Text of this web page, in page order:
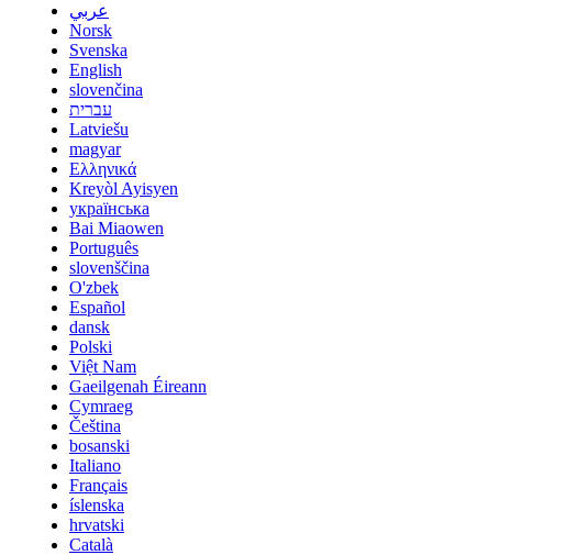
عربي
Norsk
Svenska
English
slovenčina
עברית
Latviešu
magyar
Ελληνικά
Kreyòl Ayisyen
українська
Bai Miaowen
Português
slovenščina
O'zbek
Español
dansk
Polski
Việt Nam
Gaeilgenah Éireann
Cymraeg
Čeština
bosanski
Italiano
Français
íslenska
hrvatski
Català